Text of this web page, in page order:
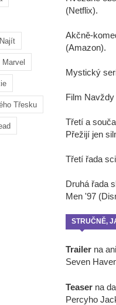
Marvel
Třesku
(Netflix).
Akčně-
(Amazon).
Mystický
Film
Třetí a
Přežijí jen
Třetí řada
Druhá řada
Men '97
STRUČNĚ,
Trailer na
Seven
Teaser na
Percyho